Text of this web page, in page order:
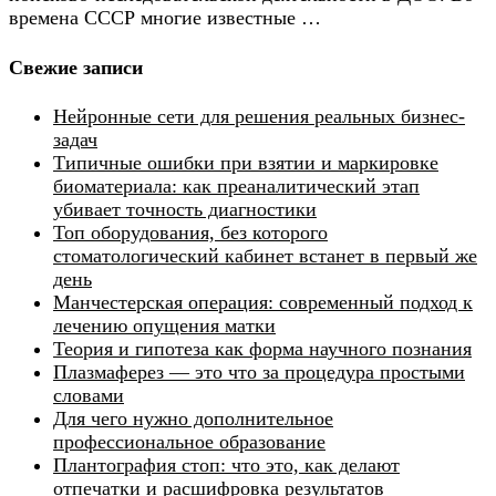
времена СССР многие известные …
Свежие записи
Нейронные сети для решения реальных бизнес-
задач
Типичные ошибки при взятии и маркировке
биоматериала: как преаналитический этап
убивает точность диагностики
Топ оборудования, без которого
стоматологический кабинет встанет в первый же
день
Манчестерская операция: современный подход к
лечению опущения матки
Теория и гипотеза как форма научного познания
Плазмаферез — это что за процедура простыми
словами
Для чего нужно дополнительное
профессиональное образование
Плантография стоп: что это, как делают
отпечатки и расшифровка результатов